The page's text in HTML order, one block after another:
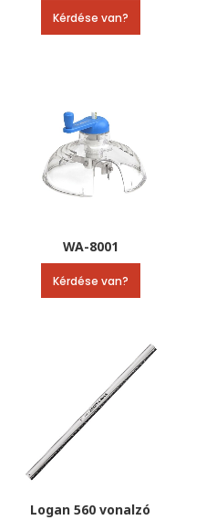
Kérdése van?
WA-8001
Kérdése van?
Logan 560 vonalzó